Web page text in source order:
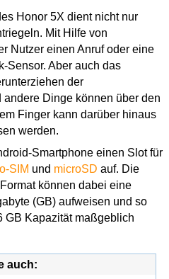
Honor 5X dient nicht nur
Mit Hilfe von
Nutzer einen Anruf oder eine
Sensor. Aber auch das
der
Dinge können über den
Finger kann darüber hinaus
werden.
Smartphone einen Slot für
SIM und microSD auf. Die
können dabei eine
(GB) aufweisen und so
GB Kapazität maßgeblich
auch: